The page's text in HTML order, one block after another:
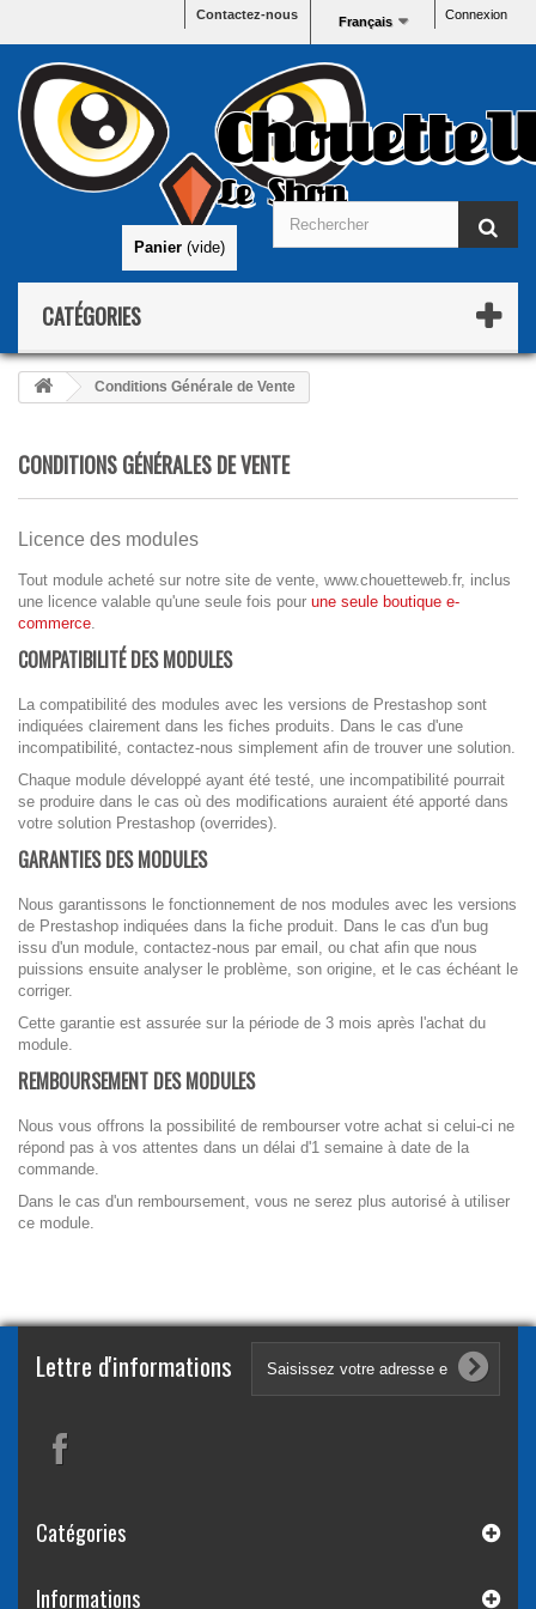
Connexion
Français
Contactez-nous
Le Shop
Panier (vide)
CATÉGORIES
Conditions Générale de Vente
CONDITIONS GÉNÉRALES DE VENTE
Licence des modules
Tout module acheté sur notre site de vente, www.chouetteweb.fr, inclus
une licence valable qu'une seule fois pour une seule boutique e-
commerce.
COMPATIBILITÉ DES MODULES
La compatibilité des modules avec les versions de Prestashop sont
indiquées clairement dans les fiches produits. Dans le cas d'une
incompatibilité, contactez-nous simplement afin de trouver une solution.
Chaque module développé ayant été testé, une incompatibilité pourrait
se produire dans le cas où des modifications auraient été apporté dans
votre solution Prestashop (overrides).
GARANTIES DES MODULES
Nous garantissons le fonctionnement de nos modules avec les versions
de Prestashop indiquées dans la fiche produit. Dans le cas d'un bug
issu d'un module, contactez-nous par email, ou chat afin que nous
puissions ensuite analyser le problème, son origine, et le cas échéant le
corriger.
Cette garantie est assurée sur la période de 3 mois après l'achat du
module.
REMBOURSEMENT DES MODULES
Nous vous offrons la possibilité de rembourser votre achat si celui-ci ne
répond pas à vos attentes dans un délai d'1 semaine à date de la
commande.
Dans le cas d'un remboursement, vous ne serez plus autorisé à utiliser
ce module.
Lettre d'informations
Catégories
Informations